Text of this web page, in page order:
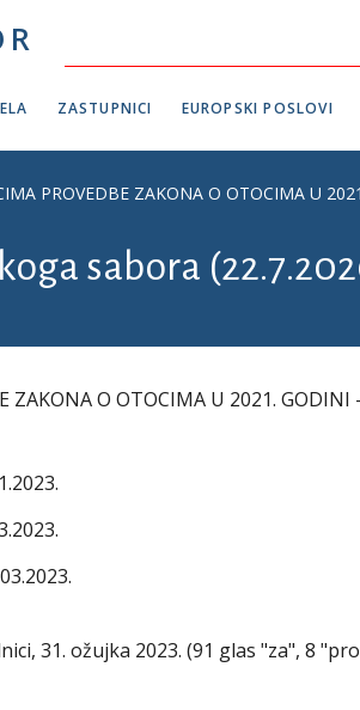
ZASTUPNICI EUROPSKI POSLOVI
PROVEDBE ZAKONA O OTOCIMA U
sabora
ZAKONA O OTOCIMA U 2021.
31. ožujka 2023. (91 glas "za", 8